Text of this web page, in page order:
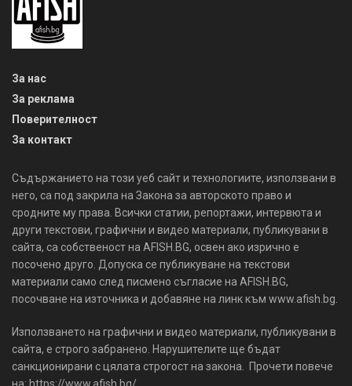
За нас
За реклама
Поверителност
За контакт
Съдържанието на този уеб сайт и технологиите, използвани в
него, са под закрила на Закона за авторското право и
сродните му права. Всички статии, репортажи, интервюта и
други текстови, графични и видео материали, публикувани в
сайта, са собственост на AFISH.BG, освен ако изрично е
посочено друго. Допуска се публикуване на текстови
материали само след писмено съгласие на AFISH.BG,
посочване на източника и добавяне на линк към www.afish.bg.
Използването на графични и видео материали, публикувани в
сайта, е строго забранено. Нарушителите ще бъдат
санкционирани с цялата строгост на закона. Прочети повече